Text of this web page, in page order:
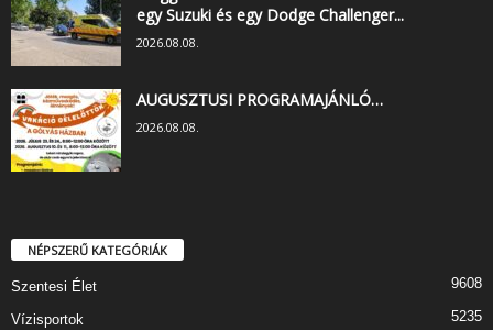
egy Suzuki és egy Dodge Challenger...
2026.08.08.
AUGUSZTUSI PROGRAMAJÁNLÓ…
2026.08.08.
NÉPSZERŰ KATEGÓRIÁK
Szentesi Élet 9608
Vízisportok 5235